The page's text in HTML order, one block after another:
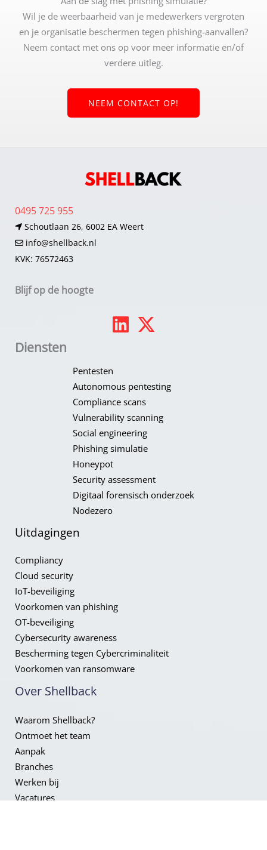
Wil je de weerbaarheid van je medewerkers vergroten
en je organisatie beschermen tegen phishing-aanvallen?
Neem contact met ons op voor meer informatie en/of
verdere uitleg.
NEEM CONTACT OP!
0495 725 955
Schoutlaan 26, 6002 EA Weert
info@shellback.nl
KVK: 76572463
Blijf op de hoogte
Diensten
Pentesten
Autonomous pentesting
Compliance scans
Vulnerability scanning
Social engineering
Phishing simulatie
Honeypot​
Security assessment
Digitaal forensisch onderzoek
Nodezero
Uitdagingen
Compliancy​
Cloud security
IoT-beveiliging
Voorkomen van phishing
OT-beveiliging
Cybersecurity awareness
Bescherming tegen Cybercriminaliteit
Voorkomen van ransomware
Over Shellback
Waarom Shellback?
Ontmoet het team
Aanpak
Branches
Werken bij
Vacatures